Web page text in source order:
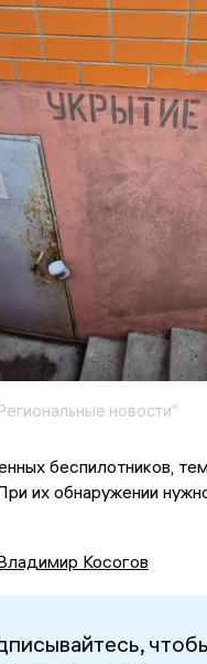
новости"
беспилотников,
их обнаружении
Косогов